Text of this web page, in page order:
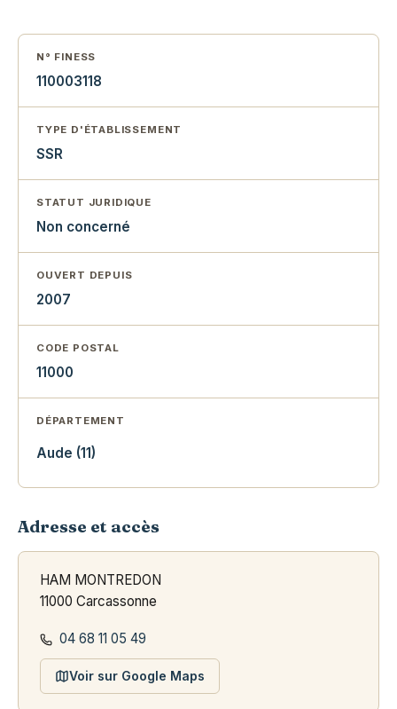
N° FINESS
110003118
TYPE D'ÉTABLISSEMENT
SSR
STATUT JURIDIQUE
Non concerné
OUVERT DEPUIS
2007
CODE POSTAL
11000
DÉPARTEMENT
Aude (11)
Adresse et accès
HAM MONTREDON
11000 Carcassonne
04 68 11 05 49
Voir sur Google Maps